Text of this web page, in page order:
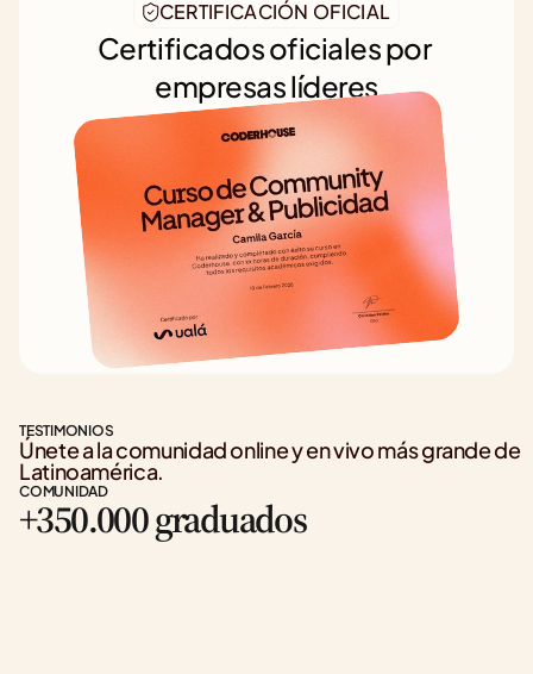
CERTIFICACIÓN OFICIAL
Certificados oficiales por
empresas líderes
TESTIMONIOS
Únete a la comunidad online y en vivo más grande de
Latinoamérica.
COMUNIDAD
+350.000 graduados